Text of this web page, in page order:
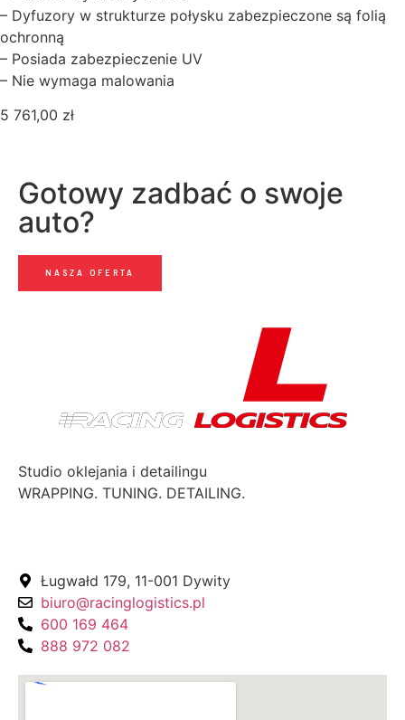
– Dyfuzory w strukturze połysku zabezpieczone są folią
ochronną
– Posiada zabezpieczenie UV
– Nie wymaga malowania
5 761,00 zł
Gotowy zadbać o swoje
auto?
NASZA OFERTA
Studio oklejania i detailingu
WRAPPING. TUNING. DETAILING.
Ługwałd 179, 11-001 Dywity
biuro@racinglogistics.pl
600 169 464
888 972 082